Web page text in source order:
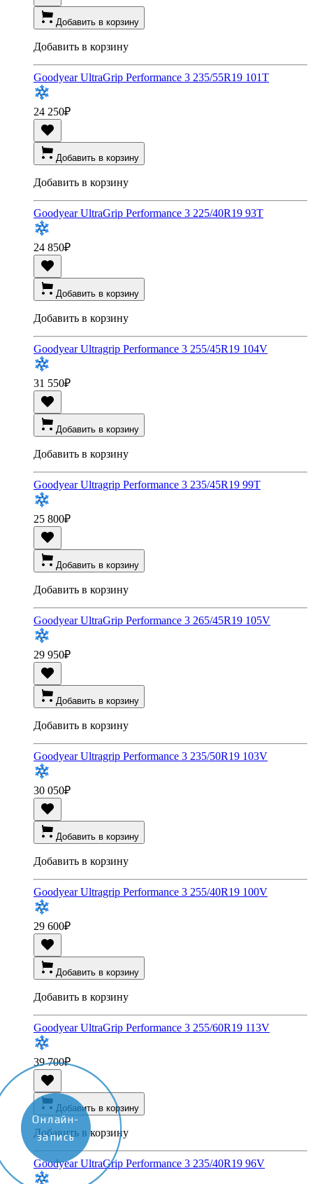
Добавить в корзину
Добавить в корзину
Goodyear UltraGrip Performance 3 235/55R19 101T
24 250₽
Добавить в корзину
Добавить в корзину
Goodyear UltraGrip Performance 3 225/40R19 93T
24 850₽
Добавить в корзину
Добавить в корзину
Goodyear Ultragrip Performance 3 255/45R19 104V
31 550₽
Добавить в корзину
Добавить в корзину
Goodyear Ultragrip Performance 3 235/45R19 99T
25 800₽
Добавить в корзину
Добавить в корзину
Goodyear UltraGrip Performance 3 265/45R19 105V
29 950₽
Добавить в корзину
Добавить в корзину
Goodyear Ultragrip Performance 3 235/50R19 103V
30 050₽
Добавить в корзину
Добавить в корзину
Goodyear Ultragrip Performance 3 255/40R19 100V
29 600₽
Добавить в корзину
Добавить в корзину
Goodyear UltraGrip Performance 3 255/60R19 113V
39 700₽
Добавить в корзину
Добавить в корзину
Goodyear UltraGrip Performance 3 235/40R19 96V
Онлайн-
запись